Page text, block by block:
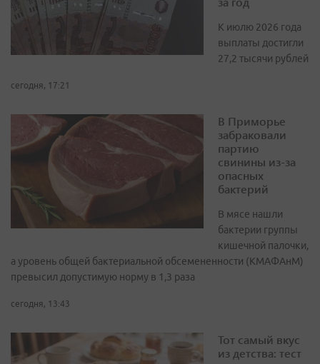
К июлю 2026 года
выплаты достигли
27,2 тысячи рублей
сегодня, 17:21
В Приморье
забраковали
партию
свинины из-за
опасных
бактерий
В мясе нашли
бактерии группы
кишечной палочки,
а уровень общей бактериальной обсемененности (КМАФАнМ)
превысил допустимую норму в 1,3 раза
сегодня, 13:43
Тот самый вкус
из детства: тест